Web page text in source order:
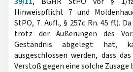
Hinweispflicht 7 und
StPO, 7. Aufl., § 257c Rn. 45 ff.).
trotz der Äußerungen des
Geständnis abgelegt hat,
ausgeschlossen werden, dass
Verstoß gegen eine solche Zusage